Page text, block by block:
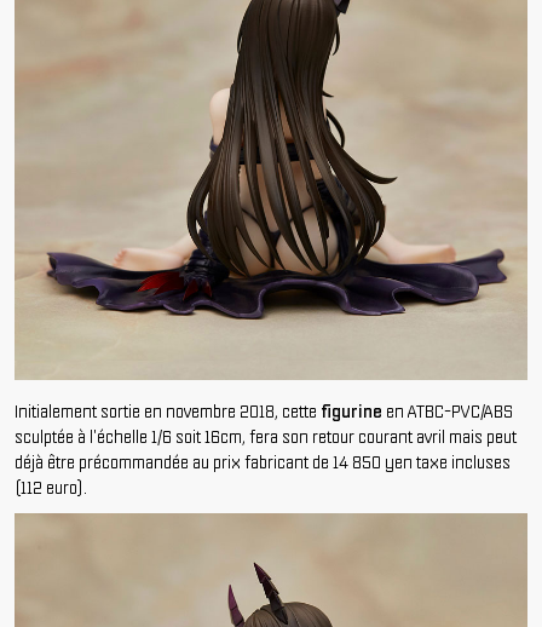
Initialement sortie en novembre 2018, cette figurine en ATBC-PVC/ABS
sculptée à l'échelle 1/6 soit 16cm, fera son retour courant avril mais peut
déjà être précommandée au prix fabricant de 14 850 yen taxe incluses
(112 euro).